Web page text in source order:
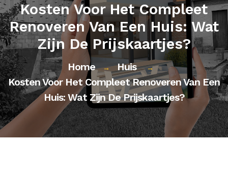
Kosten Voor Het Compleet
Renoveren Van Een Huis: Wat
Zijn De Prijskaartjes?
Home → Huis →
Kosten Voor Het Compleet Renoveren Van Een
Huis: Wat Zijn De Prijskaartjes?